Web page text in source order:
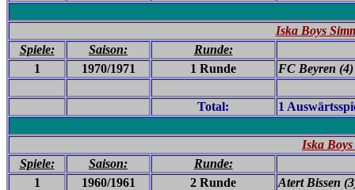
Iska Boys
Spiele:
Saison:
Runde:
1
1970/1971 1 Runde FC Beyren (4)
Total: 1
Iska
Spiele:
Saison:
Runde:
1
1960/1961 2 Runde Atert Bissen